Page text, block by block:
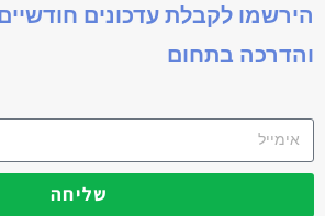
הירשמו לקבלת עדכונים
והדרכה בתחום
שליחה